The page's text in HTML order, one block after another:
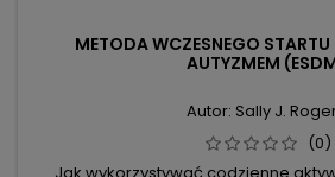
METODA WCZESNEGO
AUTYZMEM
Autor: Sally J.
(0)